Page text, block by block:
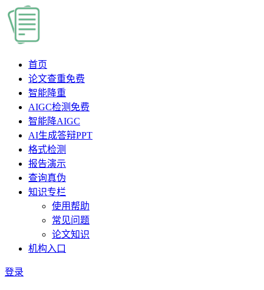
首页
论文查重免费
智能降重
AIGC检测 免费
智能降AIGC
AI生成答辩PPT
格式检测
报告演示
查询真伪
知识专栏
使用帮助
常见问题
论文知识
机构入口
登录